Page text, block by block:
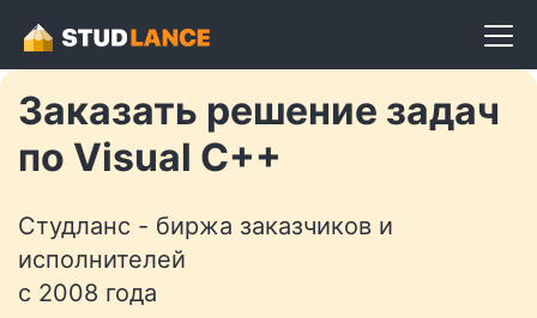
Заказать решение задач
по Visual C++
Студланс - биржа заказчиков и
исполнителей
с 2008 года